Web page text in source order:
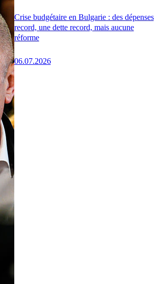
Crise budgétaire en Bulgarie : des dépenses
record, une dette record, mais aucune
réforme
06.07.2026